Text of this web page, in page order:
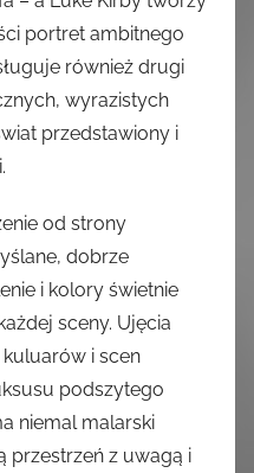
portret ambitnego
również drugi
wyrazistych
przedstawiony i
od strony
dobrze
i kolory świetnie
sceny. Ujęcia
i scen
podszytego
niemal malarski
przestrzeń z uwagą i